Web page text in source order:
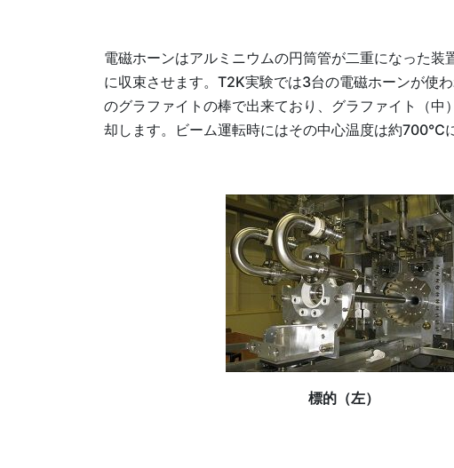
電磁ホーンはアルミニウムの円筒管が二重になった
に収束させます。T2K実験では3台の電磁ホーンが使
のグラファイトの棒で出来ており、グラファイト（
却します。ビーム運転時にはその中心温度は約700℃
標的（左）